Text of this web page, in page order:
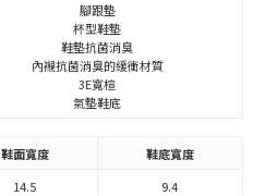
腳跟墊
杯型鞋墊
鞋墊抗菌消臭
內襯抗菌消臭的緩衝材質
3E寬楦
氣墊鞋底
鞋面寬度
鞋底寬度
14.5
9.4